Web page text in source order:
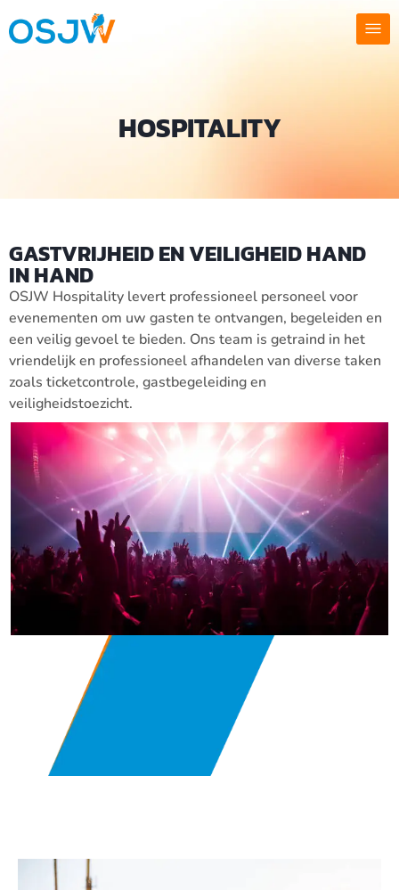
HOSPITALITY
GASTVRIJHEID EN VEILIGHEID HAND
IN HAND
OSJW Hospitality levert professioneel personeel voor
evenementen om uw gasten te ontvangen, begeleiden en
een veilig gevoel te bieden. Ons team is getraind in het
vriendelijk en professioneel afhandelen van diverse taken
zoals ticketcontrole, gastbegeleiding en
veiligheidstoezicht.